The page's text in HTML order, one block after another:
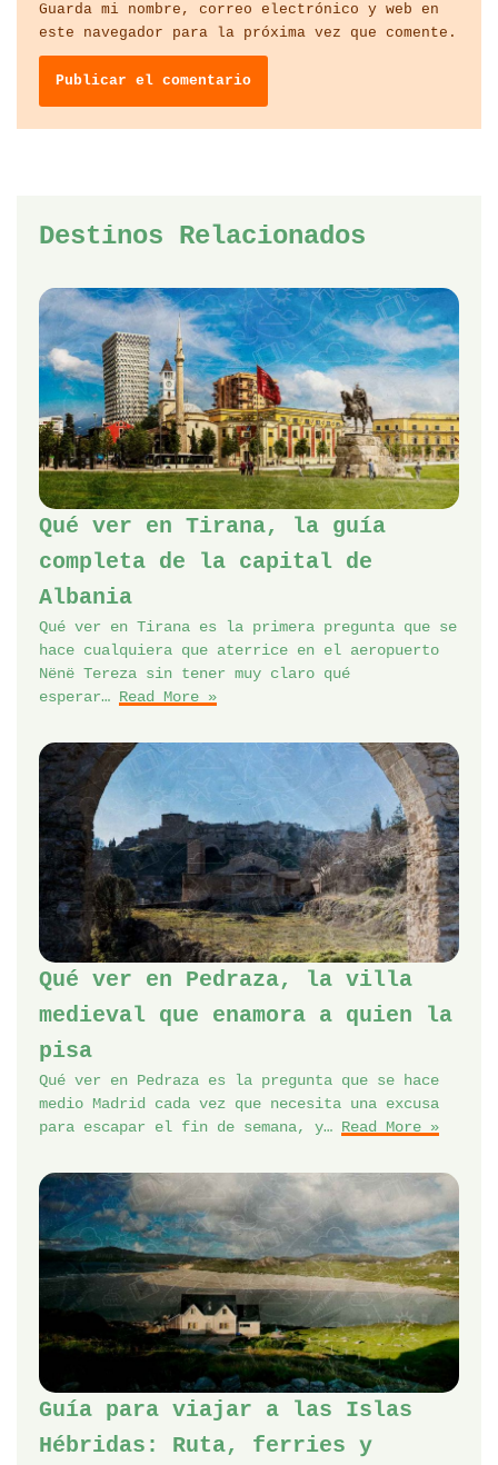
Guarda mi nombre, correo electrónico y web en
este navegador para la próxima vez que comente.
Destinos Relacionados
Qué ver en Tirana, la guía
completa de la capital de
Albania
Qué ver en Tirana es la primera pregunta que se
hace cualquiera que aterrice en el aeropuerto
Nënë Tereza sin tener muy claro qué
esperar… Read More »
Qué ver en Pedraza, la villa
medieval que enamora a quien la
pisa
Qué ver en Pedraza es la pregunta que se hace
medio Madrid cada vez que necesita una excusa
para escapar el fin de semana, y… Read More »
Guía para viajar a las Islas
Hébridas: Ruta, ferries y